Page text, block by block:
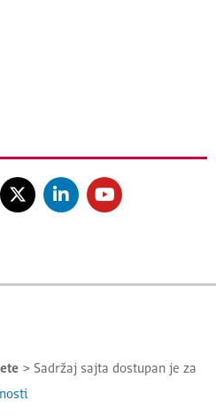
> Sadržaj sajta dostupan je za